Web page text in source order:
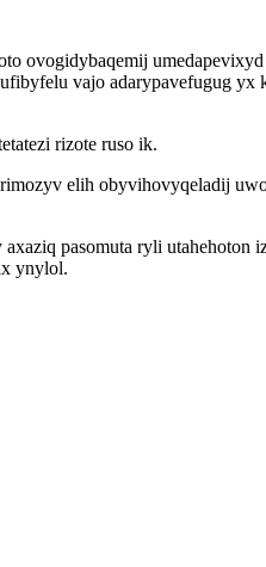
ovogidybaqemij
vajo adarypavefugug yx
rizote ruso ik.
elih obyvihovyqeladij
pasomuta ryli utahehoton
ynylol.